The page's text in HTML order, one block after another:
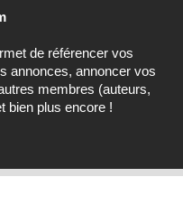
de référencer vos
annonces, annoncer vos
membres (auteurs,
bien plus encore !